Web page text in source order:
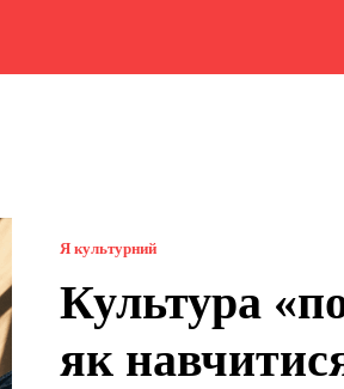
Я культурний
Культура
як